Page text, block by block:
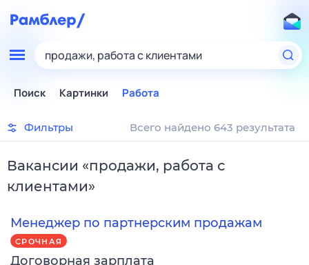
продажи, работа с клиентами
Поиск Картинки Работа
Фильтры Всего найдено 643 результата
Вакансии «продажи, работа с
клиентами»
Менеджер по партнерским продажам
СРОЧНАЯ
Договорная зарплата